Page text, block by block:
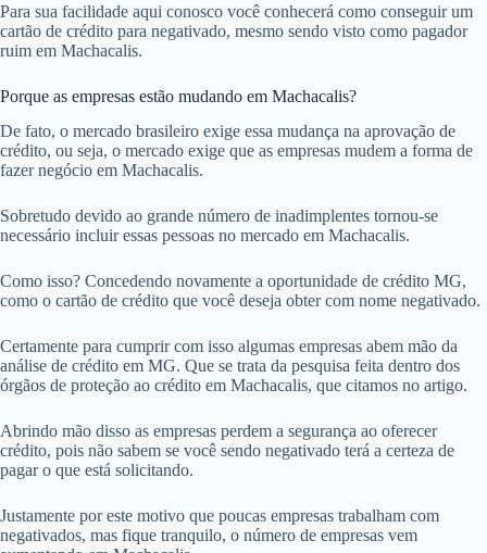
Para sua facilidade aqui conosco você conhecerá como conseguir um
cartão de crédito para negativado, mesmo sendo visto como pagador
ruim em Machacalis.
Porque as empresas estão mudando em Machacalis?
De fato, o mercado brasileiro exige essa mudança na aprovação de
crédito, ou seja, o mercado exige que as empresas mudem a forma de
fazer negócio em Machacalis.
Sobretudo devido ao grande número de inadimplentes tornou-se
necessário incluir essas pessoas no mercado em Machacalis.
Como isso? Concedendo novamente a oportunidade de crédito MG,
como o cartão de crédito que você deseja obter com nome negativado.
Certamente para cumprir com isso algumas empresas abem mão da
análise de crédito em MG. Que se trata da pesquisa feita dentro dos
órgãos de proteção ao crédito em Machacalis, que citamos no artigo.
Abrindo mão disso as empresas perdem a segurança ao oferecer
crédito, pois não sabem se você sendo negativado terá a certeza de
pagar o que está solicitando.
Justamente por este motivo que poucas empresas trabalham com
negativados, mas fique tranquilo, o número de empresas vem